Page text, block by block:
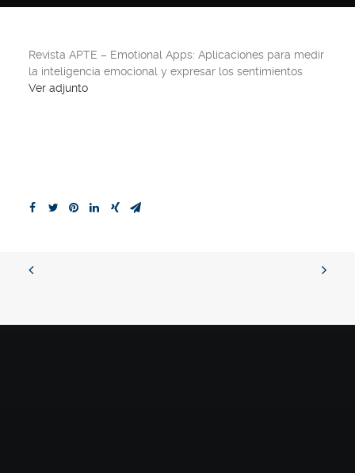
Revista APTE – Emotional Apps: Aplicaciones para medir
la inteligencia emocional y expresar los sentimientos
Ver adjunto